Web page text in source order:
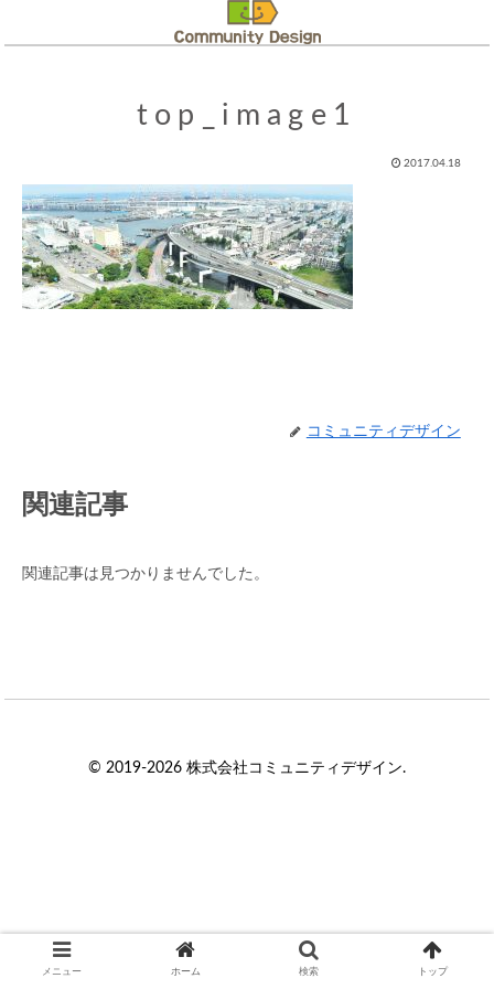
top_image1
2017.04.18
コミュニティデザイン
関連記事
関連記事は見つかりませんでした。
© 2019-2026 株式会社コミュニティデザイン.
メニュー ホーム 検索 トップ